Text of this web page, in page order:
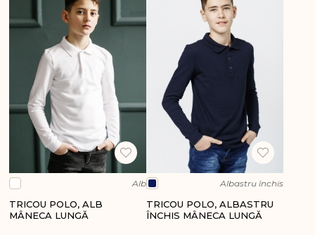
Alb
TRICOU POLO, ALB
MÂNECA LUNGĂ
Albastru închis
TRICOU POLO, ALBASTRU
ÎNCHIS MÂNECA LUNGĂ